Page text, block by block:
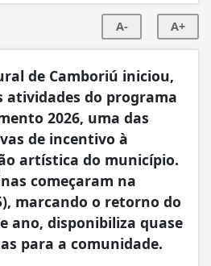
A- A+
de Camboriú iniciou,
atividades do programa
2026, uma das
de incentivo à
artística do município.
começaram na
marcando o retorno do
ano, disponibiliza quase
para a comunidade.